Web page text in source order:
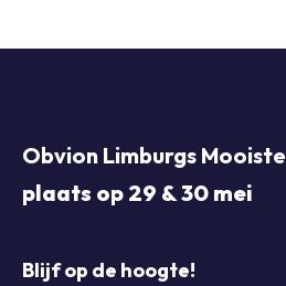
Obvion Limburgs Mooiste
plaats op 29 & 30 mei
Blijf op de hoogte!